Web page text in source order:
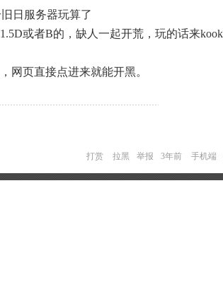
日服务器玩算了
或者B的，缺人一起开荒，玩的话来
网页直接点进来就能开黑。
打赏 拉黑 举报 3年前 手机端